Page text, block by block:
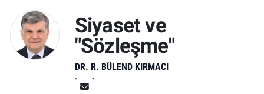
Siyaset ve
"Sözleşme"
DR. R. BÜLEND KIRMACI